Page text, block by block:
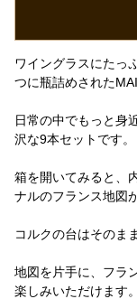
ワイングラスにたっ
つに瓶詰めされた
日常の中でもっと身
沢な9本セットです。
箱を開いてみると、
ナルのフランス地図
コルクの台はそのま
地図を片手に、フラ
楽しみいただけます。